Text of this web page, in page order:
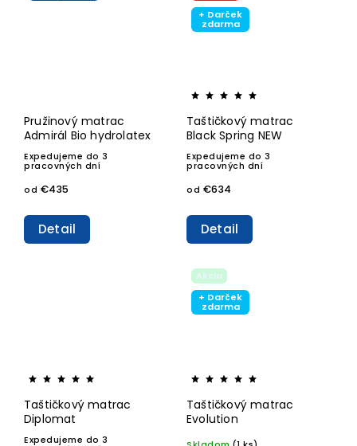
Pružinový matrac
Admirál Bio hydrolatex
Expedujeme do 3
pracovných dní
od €435
Detail
+ Darček
zdarma
Taštičkový matrac
Black Spring NEW
Expedujeme do 3
pracovných dní
od €634
Detail
Taštičkový matrac
Diplomat
Expedujeme do 3
Akcia
+ Darček
zdarma
Taštičkový matrac
Evolution